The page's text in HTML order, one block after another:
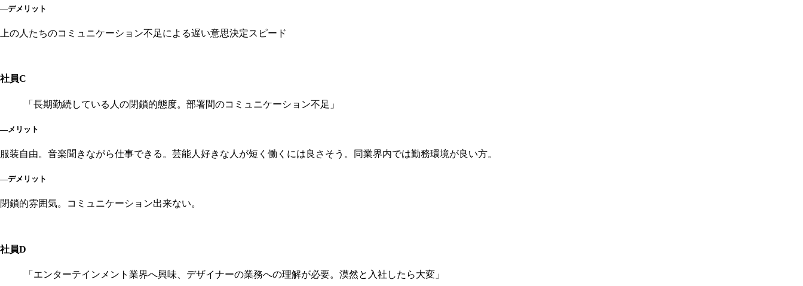
―デメリット
上の人たちのコミュニケーション不足による遅い意思決定スピード
社員C
「長期勤続している人の閉鎖的態度。部署間のコミュニケーション不足」
―メリット
服装自由。音楽聞きながら仕事できる。芸能人好きな人が短く働くには良さそう。同業界内では勤務環境が良い方。
―デメリット
閉鎖的雰囲気。コミュニケーション出来ない。
社員D
「エンターテインメント業界へ興味、デザイナーの業務への理解が必要。漠然と入社したら大変」